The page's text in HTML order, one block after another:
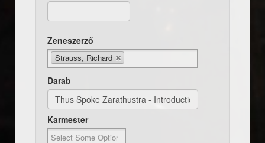
Zeneszerző
Strauss, Richard
Darab
Karmester